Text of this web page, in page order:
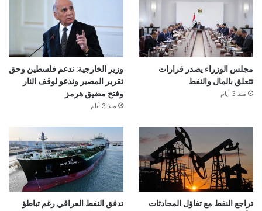
مجلس الوزراء يصدر قرارات
تتعلق بالمال والنفط
منذ 3 أيام
وزير الخارجية: ندعم فلسطين وحق
تقرير المصير وندعو لوقف النار
وفتح مضيق هرمز
منذ 3 أيام
تراجع النفط مع تفاؤل المحادثات
تدفق النفط العراقي رغم تباطؤ